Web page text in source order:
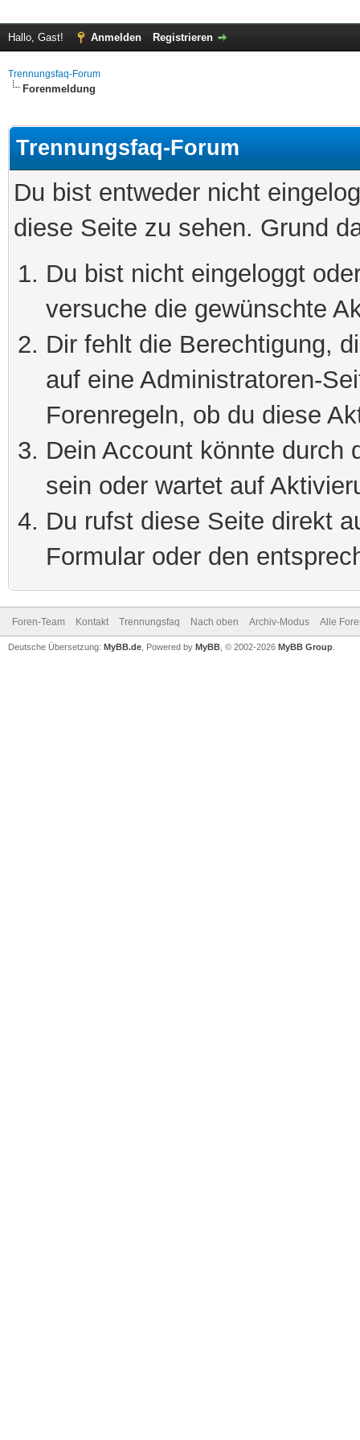
Hallo, Gast! Anmelden Registrieren
Trennungsfaq-Forum
Forenmeldung
Trennungsfaq-Forum
Du bist entweder nicht
diese Seite zu sehen. Grund
Du bist nicht eingeloggt
versuche die gewünschte
Dir fehlt die Berechtigung,
auf eine Administratoren-
Forenregeln, ob du diese
Dein Account könnte durch
sein oder wartet auf
Du rufst diese Seite direkt
Formular oder den
Foren-Team Kontakt Trennungsfaq Nach oben Archiv-Modus Alle
Deutsche Übersetzung: MyBB.de , Powered by MyBB , © 2002-2026 MyBB Group